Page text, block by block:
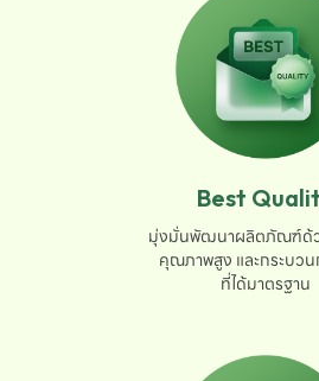
Best
มุ่งมั่นพัฒนาผลิตภัณฑ์ด้
คุณภาพสูง และกระบว
ที่ได้มาตรฐาน